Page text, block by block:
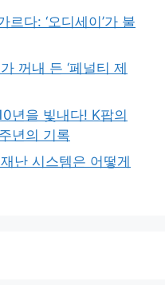
다: ‘오디세이’가 불
꺼내 든 ‘페널티 제
년을 빛내다! K팝의
년의 기록
난 시스템은 어떻게